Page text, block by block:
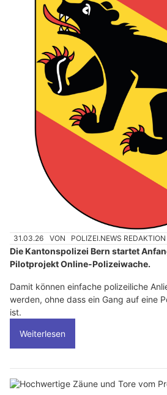
31.03.26 VON POLIZEI.NEWS REDAKTION
Die Kantonspolizei Bern startet
Pilotprojekt Online-Polizeiwache.
Damit können einfache polizeiliche
werden, ohne dass ein Gang auf eine
ist.
Weiterlesen